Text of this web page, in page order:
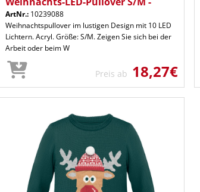
ArtNr.: 10239088
Weihnachtspullover im lustigen Design mit 10 LED
Lichtern. Acryl. Größe: S/M. Zeigen Sie sich bei der
Arbeit oder beim W
Preis ab 18,27€